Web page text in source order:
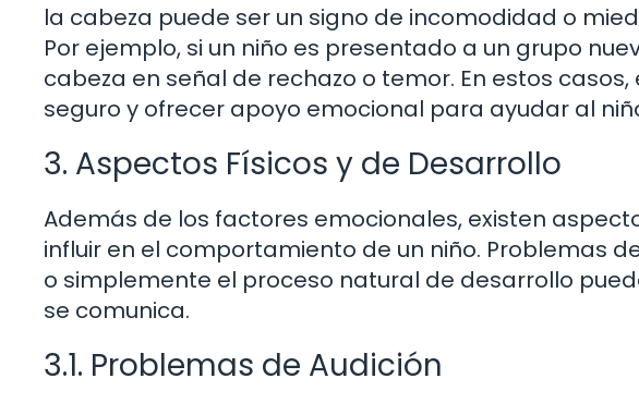
la cabeza puede ser un signo de incomodidad o
Por ejemplo, si un niño es presentado a un grupo
cabeza en señal de rechazo o temor. En estos
seguro y ofrecer apoyo emocional para ayudar al
3. Aspectos Físicos y de Desarrollo
Además de los factores emocionales, existen
influir en el comportamiento de un niño. Problemas
o simplemente el proceso natural de desarrollo
se comunica.
3.1. Problemas de Audición